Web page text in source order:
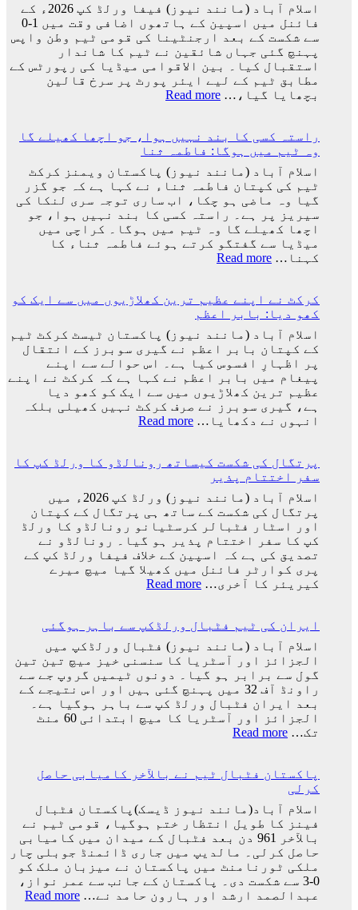
باہر
نکالنے
کی
درخواست
پر
2
لاکھ
افراد
کے
دستخط
اسلام آباد (مانند نیوز) فیفا ورلڈ کپ 2026ء کے
فائنل میں اسپین کے ہاتھوں اضافی وقت میں 1-0
سے شکست کے بعد ارجنٹینا کی قومی ٹیم وطن واپس
پہنچ گئی جہاں شائقین نے ٹیم کا شاندار
استقبال کیا۔ بین الاقوامی میڈیا کی رپورٹس کے
مطابق ٹیم کے لیے ایئر پورٹ پر سرخ قالین
بچھایا گیا،… Read more
:
فائنل
میں
شکست
کے
بعد
لیونل
میسی
ٹیم
کے
واپس
کیوں
گئے؟
وجہ
سامنے
آ
گئی
راستہ کسی کا بند نہیں ہوا، جو اچھا کھیلے گا
وہ ٹیم میں ہوگا: فاطمہ ثنا
اسلام آباد (مانند نیوز) پاکستان ویمنز کرکٹ
ٹیم کی کپتان فاطمہ ثناء نے کہا ہے کہ جو گزر
گیا وہ ماضی ہو چکا، اب ساری توجہ سری لنکا کی
سیریز پر ہے۔ راستہ کسی کا بند نہیں ہوا، جو
اچھا کھیلے گا وہ ٹیم میں ہوگا۔ کراچی میں
میڈیا سے گفتگو کرتے ہوئے فاطمہ ثناء کا
کہنا… Read more
:
کا
بند
ہوا،
جو
اچھا
کھیلے
گا
وہ
ٹیم
ہوگا:
فاطمہ
ثنا
کرکٹ نے اپنے عظیم ترین کھلاڑیوں میں سے ایک کو
کھو دیا: بابر اعظم
اسلام آباد (مانند نیوز) پاکستان ٹیسٹ کرکٹ ٹیم
کے کپتان بابر اعظم نے گیری سوبرز کے انتقال
پر اظہارِ افسوس کیا ہے۔ اس حوالے سے اپنے
پیغام میں بابر اعظم نے کہا ہے کہ کرکٹ نے اپنے
عظیم ترین کھلاڑیوں میں سے ایک کو کھو دیا
ہے، گیری سوبرز نے صرف کرکٹ نہیں کھیلی بلکہ
انہوں نے دکھایا… Read more
:
اپنے
ترین
کھلاڑیوں
میں
سے
ایک
کو
کھو
پرتگال کی شکست کیساتھ رونالڈو کا ورلڈ کپ کا
سفر اختتام پذیر
اسلام آباد (مانند نیوز) ورلڈ کپ 2026ء میں
پرتگال کی شکست کے ساتھ ہی پرتگال کے کپتان
اور اسٹار فٹبالر کرسٹیانو رونالڈو کا ورلڈ
کپ کا سفر اختتام پذیر ہو گیا۔ رونالڈو نے
تصدیق کی ہے کہ اسپین کے خلاف فیفا ورلڈ کپ کے
پری کوارٹر فائنل میں کھیلا گیا میچ میرے
کیریئر کا آخری… Read more
:
شکست
کیساتھ
رونالڈو
کا
ورلڈ
کپ
کا
سفر
ایران کی ٹیم فٹبال ورلڈکپ سے باہر ہوگئی
اسلام آباد (مانند نیوز) فٹبال ورلڈکپ میں
الجزائز اور آسٹریا کا سنسنی خیز میچ تین تین
گول سے برابر ہو گیا۔ دونوں ٹیمیں گروپ جے سے
راونڈ آف 32 میں پہنچ گئی ہیں اور اس نتیجے کے
بعد ایران فٹبال ورلڈ کپ سے باہر ہوگیا ہے۔
الجزائز اور آسٹریا کا میچ ابتدائی 60 منٹ
تک… Read more
:
ٹیم
سے
باہر
ہوگئی
پاکستان فٹبال ٹیم نے بالآخر کامیابی حاصل
کرلی
اسلام آباد(مانند نیوز ڈیسک)پاکستان فٹبال
فینز کا طویل انتظار ختم ہوگیا، قومی ٹیم نے
بالآخر 961 دن بعد فٹبال کے میدان میں کامیابی
حاصل کرلی۔ مالدیپ میں جاری ڈائمنڈ جوبلی چار
ملکی ٹورنامنٹ میں پاکستان نے میزبان ملک کو
0-3 سے شکست دی۔ پاکستان کے جانب سے عمر نواز،
عبدالصمد ارشد اور ہارون حامد نے… Read more
: